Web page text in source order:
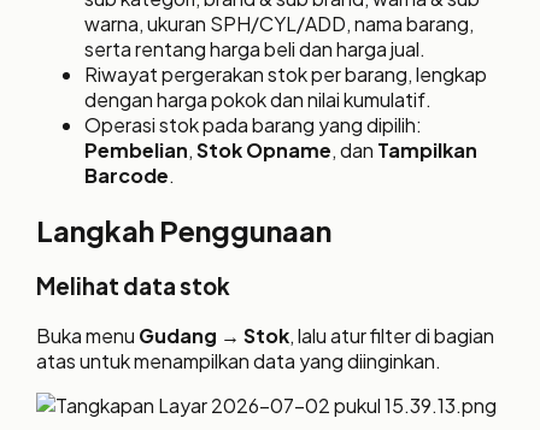
warna, ukuran SPH/CYL/ADD, nama barang,
serta rentang harga beli dan harga jual.
Riwayat pergerakan stok per barang, lengkap
dengan harga pokok dan nilai kumulatif.
Operasi stok pada barang yang dipilih:
Pembelian,Stok Opname, dan Tampilkan
Barcode.
Langkah Penggunaan
Melihat data stok
Buka menu Gudang → Stok, lalu atur filter di bagian
atas untuk menampilkan data yang diinginkan.